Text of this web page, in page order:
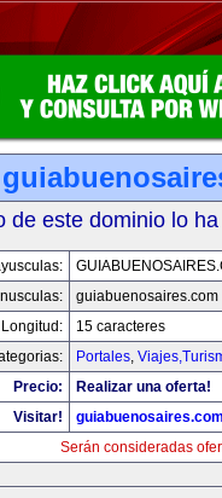
de este dominio lo
guiabuenosaires.com
Longitud:
15 caracteres
Portales,
Precio:
Realizar una oferta!
Visitar!
Serán consideradas